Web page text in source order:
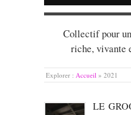
Collectif pour
riche, vivante
Explorer : Accueil » 2021
LE